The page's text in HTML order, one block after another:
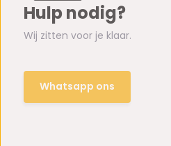
Hulp nodig?
Wij zitten voor je klaar.
Whatsapp ons